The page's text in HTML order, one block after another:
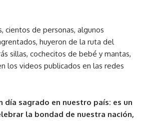
cientos de personas, algunos
huyeron de la ruta del
sillas, cochecitos de bebé y mantas,
los videos publicados en las redes
día sagrado en nuestro país: es un
la bondad de nuestra nación,